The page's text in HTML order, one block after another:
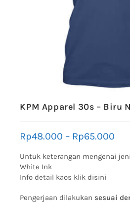
KPM Apparel 30s – Biru
Rp48.000 – Rp65.000
Untuk keterangan mengenai
White Ink
Info detail kaos klik disini
Pengerjaan dilakukan sesuai